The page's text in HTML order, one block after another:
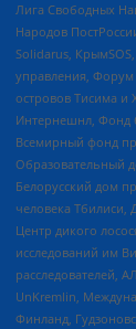
Лига Свободных
Народов
Solidarus,
управления, Форум
островов Тисима и
Интернешнл, Фонд
Всемирный фонд
Образовательный
Белорусский дом
человека
Центр дикого
исследований им
расследователей,
UnKremlin,
Финланд,